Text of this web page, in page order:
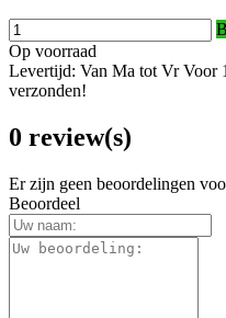
Op voorraad
Levertijd: Van Ma tot Vr Voor
verzonden!
0 review(s)
Er zijn geen beoordelingen
Beoordeel